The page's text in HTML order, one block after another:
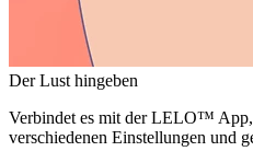
Der Lust hingeben
Verbindet es mit der LELO™ App,
verschiedenen Einstellungen und